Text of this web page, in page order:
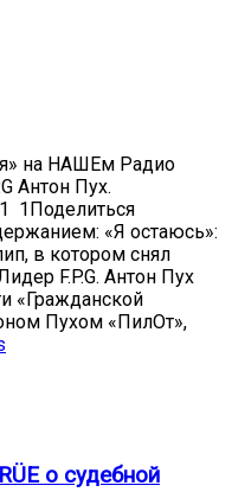
на НАШЕм Радио
Антон Пух.
1Поделиться
«Я остаюсь»:
в котором снял
F.P.G. Антон Пух
«Гражданской
Пухом «ПилОт»,
о судебной